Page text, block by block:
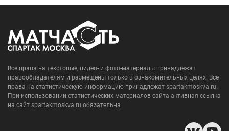
Все права на текстовые, видео- и фото-материалы принадлежат
правообладателям и размещены только в ознакомительных целях. Все
права на статистическую информацию принадлежат spartakmoskva.ru.
При использовании статистических материалов сайта активная ссылка
на сайт spartakmoskva.ru обязательна